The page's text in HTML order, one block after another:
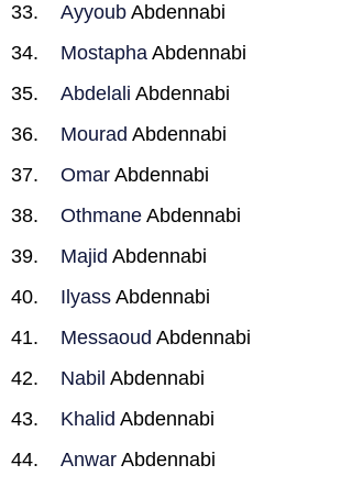
Ayyoub Abdennabi
Mostapha Abdennabi
Abdelali Abdennabi
Mourad Abdennabi
Omar Abdennabi
Othmane Abdennabi
Majid Abdennabi
Ilyass Abdennabi
Messaoud Abdennabi
Nabil Abdennabi
Khalid Abdennabi
Anwar Abdennabi